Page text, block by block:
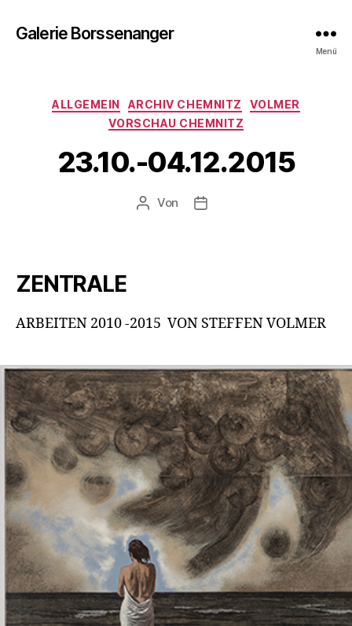
Galerie Borssenanger
Menü
Kategorien
ALLGEMEIN ARCHIV CHEMNITZ
VOLMER
VORSCHAU CHEMNITZ
23.10.-04.12.2015
Beitragsautor
Von Beitragsdatum
ZENTRALE
ARBEITEN 2010 -2015 VON STEFFEN VOLMER